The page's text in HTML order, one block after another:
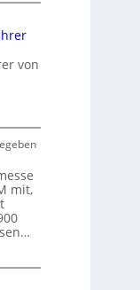
von
mit,